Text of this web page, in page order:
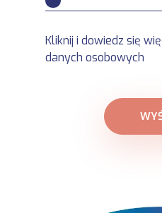
Kliknij i dowiedz się
danych osobowych